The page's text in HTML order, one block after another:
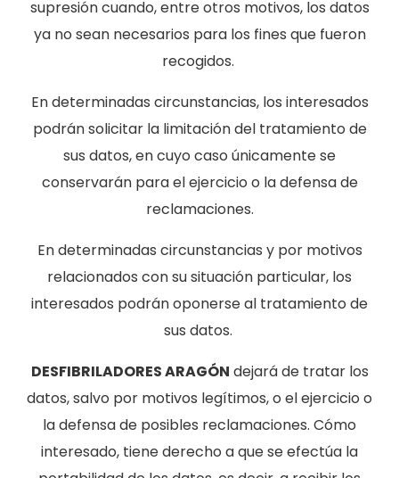
supresión cuando, entre otros motivos, los datos
ya no sean necesarios para los fines que fueron
recogidos.
En determinadas circunstancias, los interesados
podrán solicitar la limitación del tratamiento de
sus datos, en cuyo caso únicamente se
conservarán para el ejercicio o la defensa de
reclamaciones.
En determinadas circunstancias y por motivos
relacionados con su situación particular, los
interesados podrán oponerse al tratamiento de
sus datos.
DESFIBRILADORES ARAGÓN dejará de tratar los
datos, salvo por motivos legítimos, o el ejercicio o
la defensa de posibles reclamaciones. Cómo
interesado, tiene derecho a que se efectúa la